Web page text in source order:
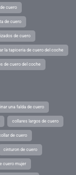
cuero
de cuero
de cuero
la tapiceria de cuero del coche
de cuero del coche
una falda de cuero
collares largos de cuero
de cuero
cinturon de cuero
cuero mujer